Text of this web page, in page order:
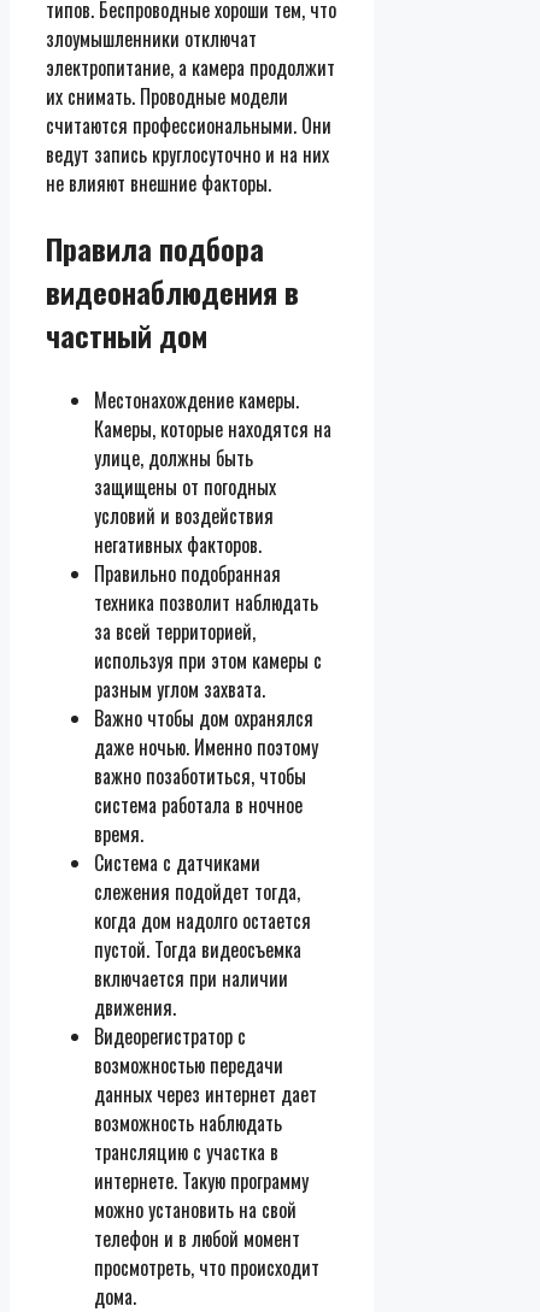
типов. Беспроводные хороши тем, что
злоумышленники отключат
электропитание, а камера продолжит
их снимать. Проводные модели
считаются профессиональными. Они
ведут запись круглосуточно и на них
не влияют внешние факторы.
Правила подбора
видеонаблюдения в
частный дом
Местонахождение камеры.
Камеры, которые находятся на
улице, должны быть
защищены от погодных
условий и воздействия
негативных факторов.
Правильно подобранная
техника позволит наблюдать
за всей территорией,
используя при этом камеры с
разным углом захвата.
Важно чтобы дом охранялся
даже ночью. Именно поэтому
важно позаботиться, чтобы
система работала в ночное
время.
Система с датчиками
слежения подойдет тогда,
когда дом надолго остается
пустой. Тогда видеосъемка
включается при наличии
движения.
Видеорегистратор с
возможностью передачи
данных через интернет дает
возможность наблюдать
трансляцию с участка в
интернете. Такую программу
можно установить на свой
телефон и в любой момент
просмотреть, что происходит
дома.